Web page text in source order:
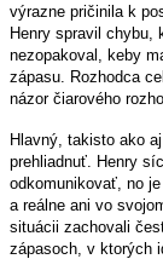
výrazne pričinila k
Henry spravil chybu,
nezopakoval, keby
zápasu. Rozhodca
názor čiarového
Hlavný, takisto ako
prehliadnuť. Henry
odkomunikovať, no
a reálne ani vo
situácii zachovali
zápasoch, v ktorých